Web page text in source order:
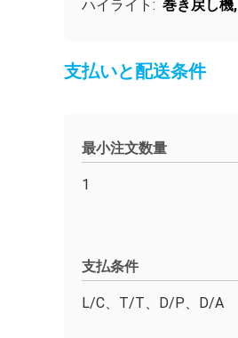
ハイライト: 巻き戻し機,
支払いと配送条件
最小注文数量
1
支払条件
L/C、T/T、D/P、D/A